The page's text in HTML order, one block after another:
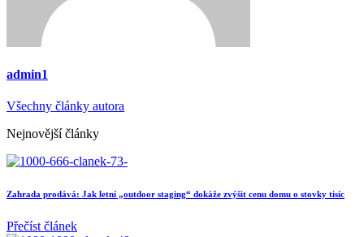
admin1
Všechny články autora
Nejnovější články
Zahrada prodává: Jak letní „outdoor staging“ dokáže zvýšit cenu domu o stovky tisíc
Přečíst článek